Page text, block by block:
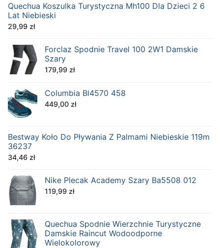
Quechua Koszulka Turystyczna Mh100 Dla Dzieci 2 6
Lat Niebieski
29,99 zł
Forclaz Spodnie Travel 100 2W1 Damskie
Szary
179,99 zł
Columbia Bl4570 458
449,00 zł
Bestway Koło Do Pływania Z Palmami Niebieskie 119m
36237
34,46 zł
Nike Plecak Academy Szary Ba5508 012
119,99 zł
Quechua Spodnie Wierzchnie Turystyczne
Damskie Raincut Wodoodporne
Wielokolorowy